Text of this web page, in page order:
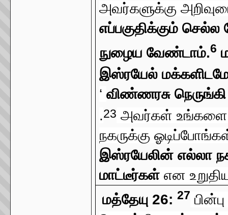
அவர்களுக்கு
எப்பகுதிக்கும்
நுழைய வேண்டாம்.6
இஸ்ரயேல்
‘விண்ணரசு நெருங்கி
.23 அவர்கள் உங்களை
நகருக்கு
இஸ்ரயேலின் எல்லா
மாட்டீர்கள் என
மத்தேயு 26:27